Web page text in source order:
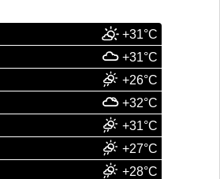
+31°C
+31°C
+26°C
+32°C
+31°C
+27°C
+28°C